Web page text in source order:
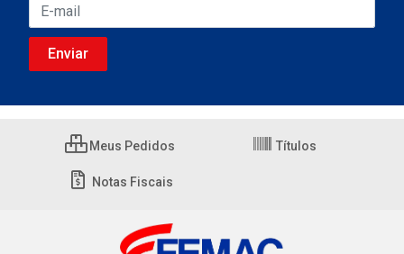
Meus Pedidos Títulos
Notas Fiscais